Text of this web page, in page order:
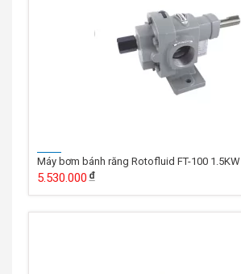
Máy bơm bánh răng Rotofluid FT-100 1.5KW
5.530.000